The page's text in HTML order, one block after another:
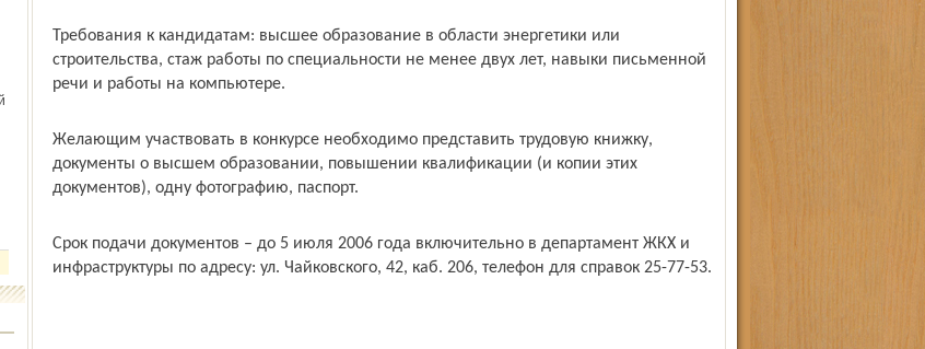
Требования к кандидатам: высшее образование в области энергетики или
строительства, стаж работы по специальности не менее двух лет, навыки письменной
речи и работы на компьютере.
Желающим участвовать в конкурсе необходимо представить трудовую книжку,
документы о высшем образовании, повышении квалификации (и копии этих
документов), одну фотографию, паспорт.
Срок подачи документов – до 5 июля 2006 года включительно в департамент ЖКХ и
инфраструктуры по адресу: ул. Чайковского, 42, каб. 206, телефон для справок 25-77-53.